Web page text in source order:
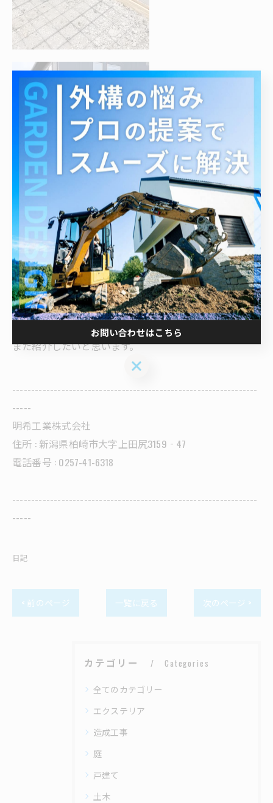
本日は３つ紹介させていただきました。
また紹介したいと思います。
-----------------------------------------------------------------
-----
明希工業株式会社
住所 : 新潟県柏崎市大字上田尻3159‐47
電話番号 : 0257-41-6318
-----------------------------------------------------------------
-----
日記
< 前のページ 一覧に戻る 次のページ >
カテゴリー Categories
全てのカテゴリー
エクステリア
造成工事
庭
戸建て
土木
お問い合わせはこちら
お問い合わせはこちら